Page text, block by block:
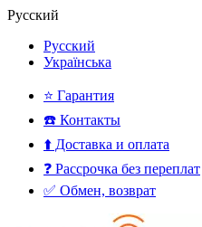
Русский
Русский
Українська
⭐ Гарантия
☎️ Контакты
⬆️ Доставка и оплата
❓ Рассрочка без переплат
✅ Обмен, возврат